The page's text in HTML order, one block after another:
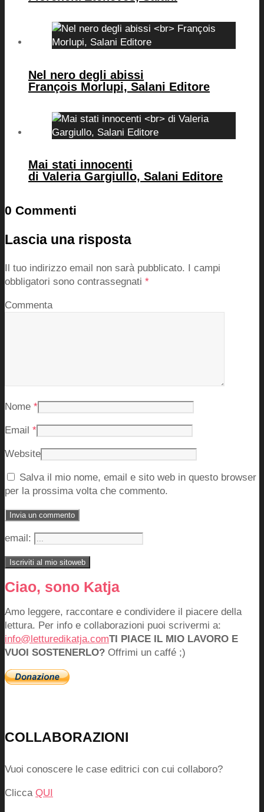
Nel nero degli abissi
François Morlupi, Salani Editore
Mai stati innocenti
di Valeria Gargiullo, Salani Editore
0 Commenti
Lascia una risposta
Il tuo indirizzo email non sarà pubblicato. I campi
obbligatori sono contrassegnati *
Commenta
Nome *
Email *
Website
Salva il mio nome, email e sito web in questo browser
per la prossima volta che commento.
email:
Ciao, sono Katja
Amo leggere, raccontare e condividere il piacere della
lettura. Per info e collaborazioni puoi scrivermi a:
info@letturedikatja.comTI PIACE IL MIO LAVORO E
VUOI SOSTENERLO? Offrimi un caffé ;)
COLLABORAZIONI
Vuoi conoscere le case editrici con cui collaboro?
Clicca QUI